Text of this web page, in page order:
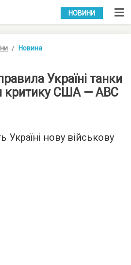
УКР РУС
НОВИНИ
Новина
Україні танки
критику США — ABC
Україні нову військову